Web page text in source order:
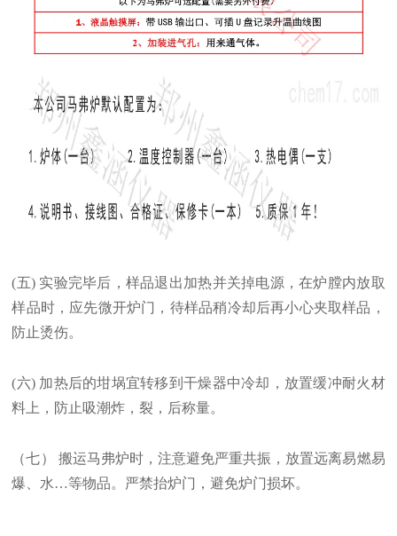
(五) 实验完毕后，样品退出加热并关掉电源，在炉膛内放取
样品时，应先微开炉门，待样品稍冷却后再小心夹取样品，
防止烫伤。
(六) 加热后的坩埚宜转移到干燥器中冷却，放置缓冲耐火材
料上，防止吸潮炸，裂，后称量。
（七） 搬运马弗炉时，注意避免严重共振，放置远离易燃易
爆、水…等物品。严禁抬炉门，避免炉门损坏。